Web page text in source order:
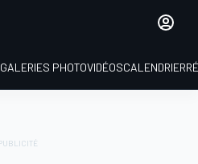
GALERIES PHOTOVIDÉOSCALENDRIER